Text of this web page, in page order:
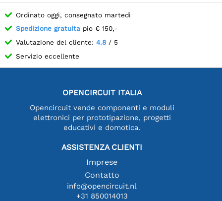
Ordinato oggi, consegnato martedì
Spedizione gratuita pio € 150,-
Valutazione del cliente: 4.8 / 5
Servizio eccellente
OPENCIRCUIT ITALIA
Opencircuit vende componenti e moduli
elettronici per prototipazione, progetti
educativi e domotica.
ASSISTENZA CLIENTI
Imprese
Contatto
info@opencircuit.nl
+31 850014013